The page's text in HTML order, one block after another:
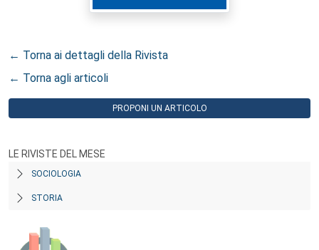
← Torna ai dettagli della Rivista
← Torna agli articoli
PROPONI UN ARTICOLO
LE RIVISTE DEL MESE
SOCIOLOGIA
STORIA